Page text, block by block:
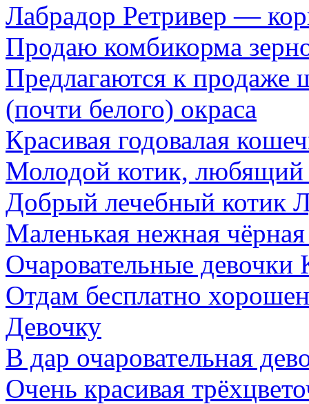
Лабрадор Ретривер —
Продаю комбикорма
Предлагаются к продаже
(почти белого) окраса
Красивая годовалая
Молодой котик, любящий
Добрый лечебный котик
Маленькая нежная
Очаровательные
Отдам бесплатно
Девочку
В дар очаровательная
Очень красивая